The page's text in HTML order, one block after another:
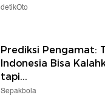
detikOto
Prediksi Pengamat:
Indonesia Bisa
tapi...
Sepakbola